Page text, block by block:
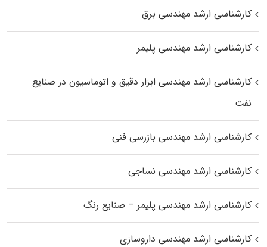
کارشناسی ارشد مهندسی برق
کارشناسی ارشد مهندسی پلیمر
کارشناسی ارشد مهندسی ابزار دقیق و اتوماسیون در صنایع
نفت
کارشناسی ارشد مهندسی بازرسی فنی
کارشناسی ارشد مهندسی نساجی
کارشناسی ارشد مهندسی پلیمر – صنایع رنگ
کارشناسی ارشد مهندسی داروسازی